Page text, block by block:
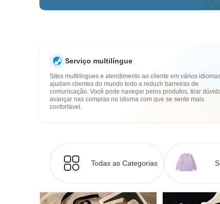
Serviço multilíngue
Sites multilíngues e atendimento ao cliente em vários
ajudam clientes do mundo todo a reduzir barreiras de
comunicação. Você pode navegar pelos produtos, tirar
avançar nas compras no idioma com que se sente mais
confortável.
Todas as Categorias